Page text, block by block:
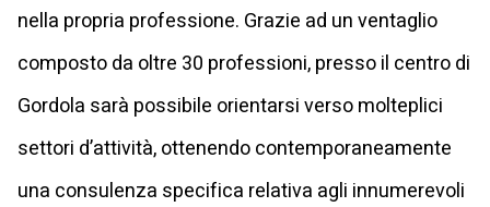
nella propria professione. Grazie ad un ventaglio
composto da oltre 30 professioni, presso il centro di
Gordola sarà possibile orientarsi verso molteplici
settori d’attività, ottenendo contemporaneamente
una consulenza specifica relativa agli innumerevoli